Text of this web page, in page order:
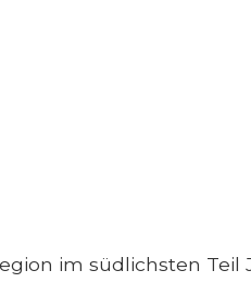
im südlichsten Teil